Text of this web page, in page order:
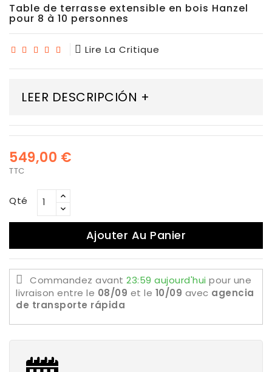
Table de terrasse extensible en bois Hanzel
pour 8 à 10 personnes
Lire La Critique
LEER DESCRIPCIÓN +
549,00 €
TTC
Qté
Ajouter Au Panier
Commandez avant 23:59 aujourd'hui pour une
livraison entre le 08/09 et le 10/09 avec agencia
de transporte rápida